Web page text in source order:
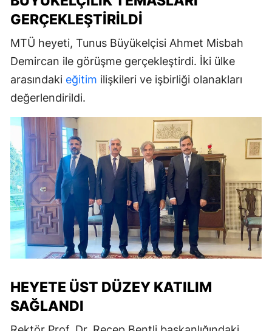
GERÇEKLEŞTIRILDI
MTÜ heyeti, Tunus Büyükelçisi Ahmet Misbah
Demircan ile görüşme gerçekleştirdi. İki ülke
arasındaki eğitim ilişkileri ve işbirliği olanakları
değerlendirildi.
HEYETE ÜST DÜZEY KATILIM
SAĞLANDI